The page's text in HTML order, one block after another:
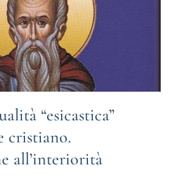
“esicastica”
cristiano.
all’interiorità